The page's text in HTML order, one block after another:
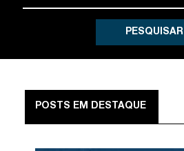
PESQUISAR
POSTS EM DESTAQUE